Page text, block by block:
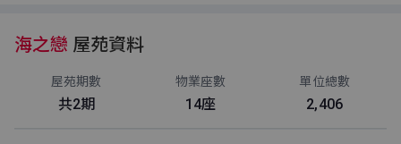
海之戀 屋苑資料
屋苑期數
共2期
物業座數
14座
單位總數
2,406